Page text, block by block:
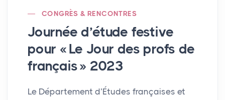
CONGRÈS & RENCONTRES
Journée d’étude festive
pour «Le Jour des profs de
français» 2023
Le Département d’Études françaises et